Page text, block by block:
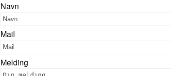
Navn
Mail
Melding